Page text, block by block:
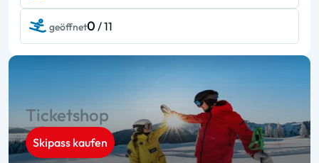
geöffnet0 / 11
Ticketshop
Skipass kaufen